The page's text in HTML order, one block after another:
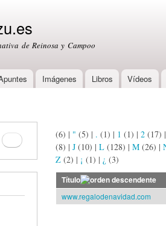
de Reinosa y Campoo
Imágenes Libros Vídeos
Buscar (6) | " (5) | . (1) | 1 (1) | 2 (17)
(8) | J (10) | L (128) | M (26) |
Z (2) | ¡ (1) | ¿ (3)
Título
www.regalodenavidad.com